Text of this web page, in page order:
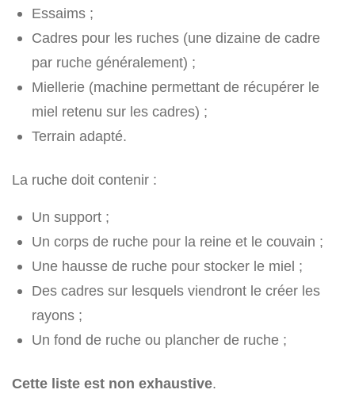
Essaims ;
Cadres pour les ruches (une dizaine de cadre
par ruche généralement) ;
Miellerie (machine permettant de récupérer le
miel retenu sur les cadres) ;
Terrain adapté.
La ruche doit contenir :
Un support ;
Un corps de ruche pour la reine et le couvain ;
Une hausse de ruche pour stocker le miel ;
Des cadres sur lesquels viendront le créer les
rayons ;
Un fond de ruche ou plancher de ruche ;
Cette liste est non exhaustive.